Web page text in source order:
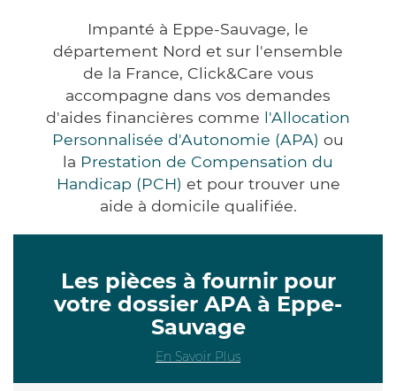
Impanté à Eppe-Sauvage, le
département Nord et sur l'ensemble
de la France, Click&Care vous
accompagne dans vos demandes
d'aides financières comme l'Allocation
Personnalisée d'Autonomie (APA) ou
la Prestation de Compensation du
Handicap (PCH) et pour trouver une
aide à domicile qualifiée.
Les pièces à fournir pour
votre dossier APA à Eppe-
Sauvage
En Savoir Plus